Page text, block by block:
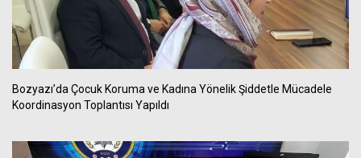
Bozyazı’da Çocuk Koruma ve Kadına Yönelik Şiddetle Mücadele
Koordinasyon Toplantısı Yapıldı